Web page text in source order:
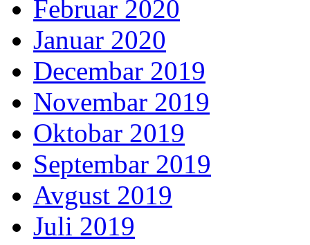
Februar 2020
Januar 2020
Decembar 2019
Novembar 2019
Oktobar 2019
Septembar 2019
Avgust 2019
Juli 2019